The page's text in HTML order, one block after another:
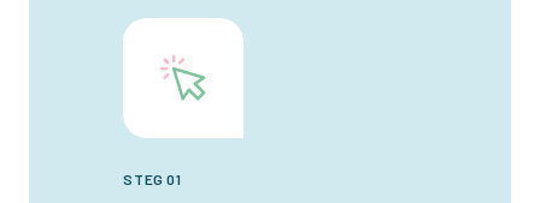
STEG 01